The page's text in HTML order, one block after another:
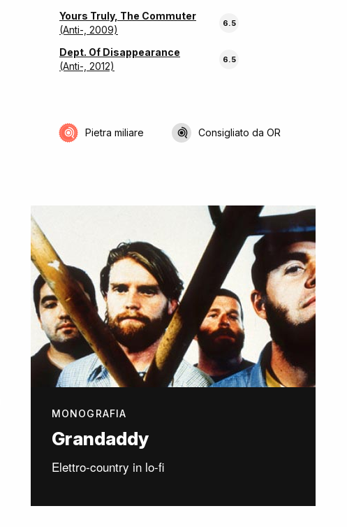
Yours Truly, The Commuter
(Anti-, 2009)
6.5
Dept. Of Disappearance
(Anti-, 2012)
6.5
Pietra miliare Consigliato da OR
MONOGRAFIA
Grandaddy
Elettro-country in lo-fi